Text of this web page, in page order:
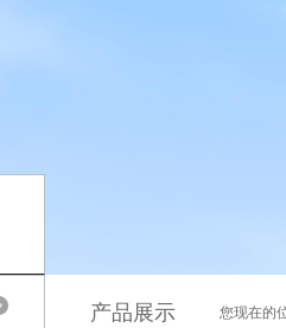
产品展示 您现在的